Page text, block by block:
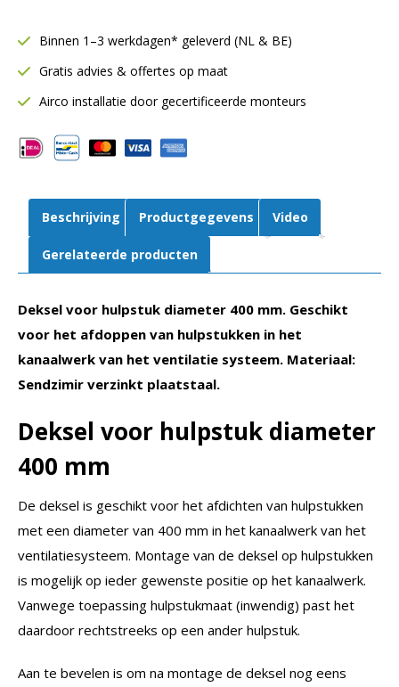
mm
aantal
Binnen 1–3 werkdagen* geleverd (NL & BE)
Gratis advies & offertes op maat
Airco installatie door gecertificeerde monteurs
Beschrijving Productgegevens Video
Gerelateerde producten
Deksel voor hulpstuk diameter 400 mm. Geschikt
voor het afdoppen van hulpstukken in het
kanaalwerk van het ventilatie systeem. Materiaal:
Sendzimir verzinkt plaatstaal.
Deksel voor hulpstuk diameter
400 mm
De deksel is geschikt voor het afdichten van hulpstukken
met een diameter van 400 mm in het kanaalwerk van het
ventilatiesysteem. Montage van de deksel op hulpstukken
is mogelijk op ieder gewenste positie op het kanaalwerk.
Vanwege toepassing hulpstukmaat (inwendig) past het
daardoor rechtstreeks op een ander hulpstuk.
Aan te bevelen is om na montage de deksel nog eens